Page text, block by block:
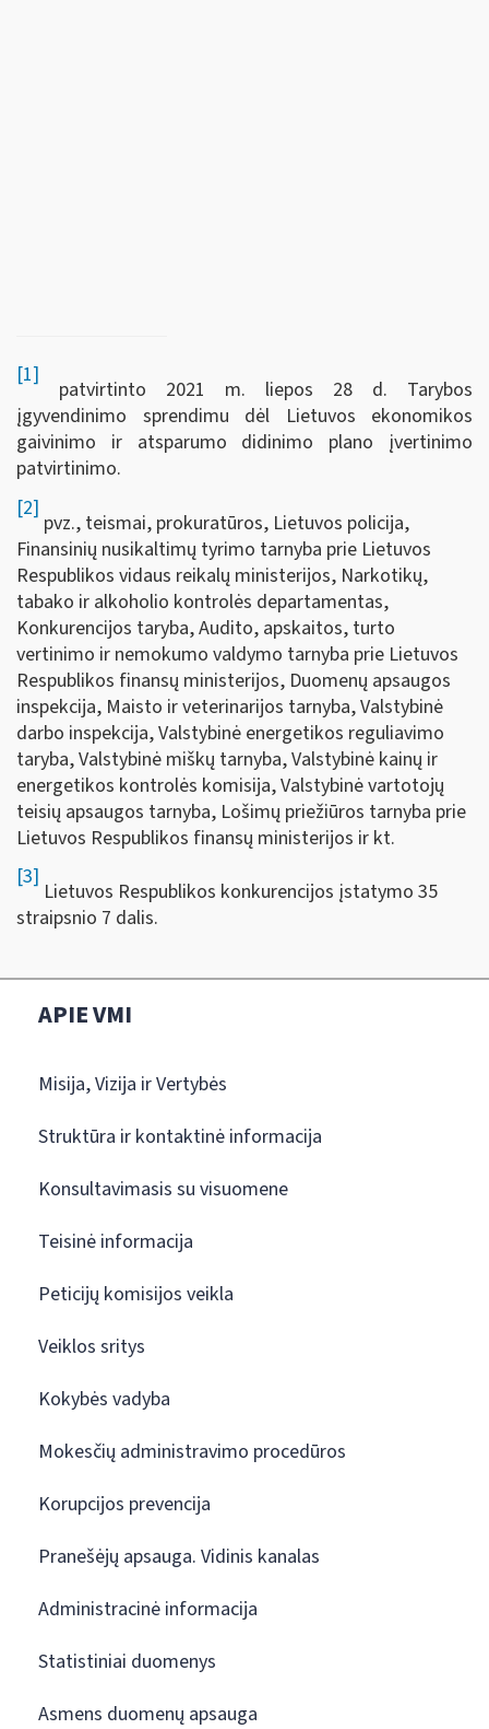
[1]
patvirtinto 2021 m. liepos 28 d. Tarybos
įgyvendinimo sprendimu dėl Lietuvos ekonomikos
gaivinimo ir atsparumo didinimo plano įvertinimo
patvirtinimo.
[2]
pvz., teismai, prokuratūros, Lietuvos policija,
Finansinių nusikaltimų tyrimo tarnyba prie Lietuvos
Respublikos vidaus reikalų ministerijos, Narkotikų,
tabako ir alkoholio kontrolės departamentas,
Konkurencijos taryba, Audito, apskaitos, turto
vertinimo ir nemokumo valdymo tarnyba prie Lietuvos
Respublikos finansų ministerijos, Duomenų apsaugos
inspekcija, Maisto ir veterinarijos tarnyba, Valstybinė
darbo inspekcija, Valstybinė energetikos reguliavimo
taryba, Valstybinė miškų tarnyba, Valstybinė kainų ir
energetikos kontrolės komisija, Valstybinė vartotojų
teisių apsaugos tarnyba, Lošimų priežiūros tarnyba prie
Lietuvos Respublikos finansų ministerijos ir kt.
[3]
Lietuvos Respublikos konkurencijos įstatymo 35
straipsnio 7 dalis.
APIE VMI
Misija, Vizija ir Vertybės
Struktūra ir kontaktinė informacija
Konsultavimasis su visuomene
Teisinė informacija
Peticijų komisijos veikla
Veiklos sritys
Kokybės vadyba
Mokesčių administravimo procedūros
Korupcijos prevencija
Pranešėjų apsauga. Vidinis kanalas
Administracinė informacija
Statistiniai duomenys
Asmens duomenų apsauga